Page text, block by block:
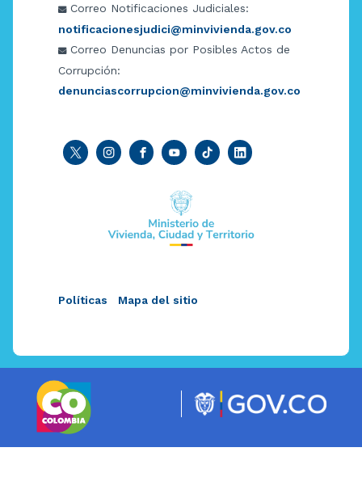
Correo Notificaciones Judiciales:
notificacionesjudici@minvivienda.gov.co
Correo Denuncias por Posibles Actos de
Corrupción:
denunciascorrupcion@minvivienda.gov.co
Políticas Mapa del sitio